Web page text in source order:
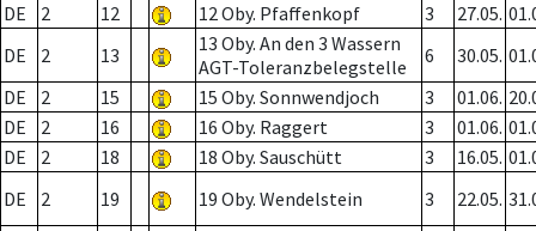
DE
2 12 12 Oby. Pfaffenkopf 3 27.05.
DE
2 13
13 Oby. An den 3 Wassern
AGT-Toleranzbelegstelle
6 30.05.
DE
2 15 15 Oby. Sonnwendjoch 3 01.06.
DE
2 16 16 Oby. Raggert 3 01.06.
DE
2 18 18 Oby. Sauschütt 3 16.05.
DE
2 19 19 Oby. Wendelstein 3 22.05.